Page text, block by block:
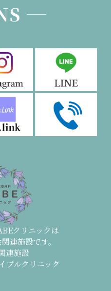
クリニックは
連施設です。
連施設
プルクリニック